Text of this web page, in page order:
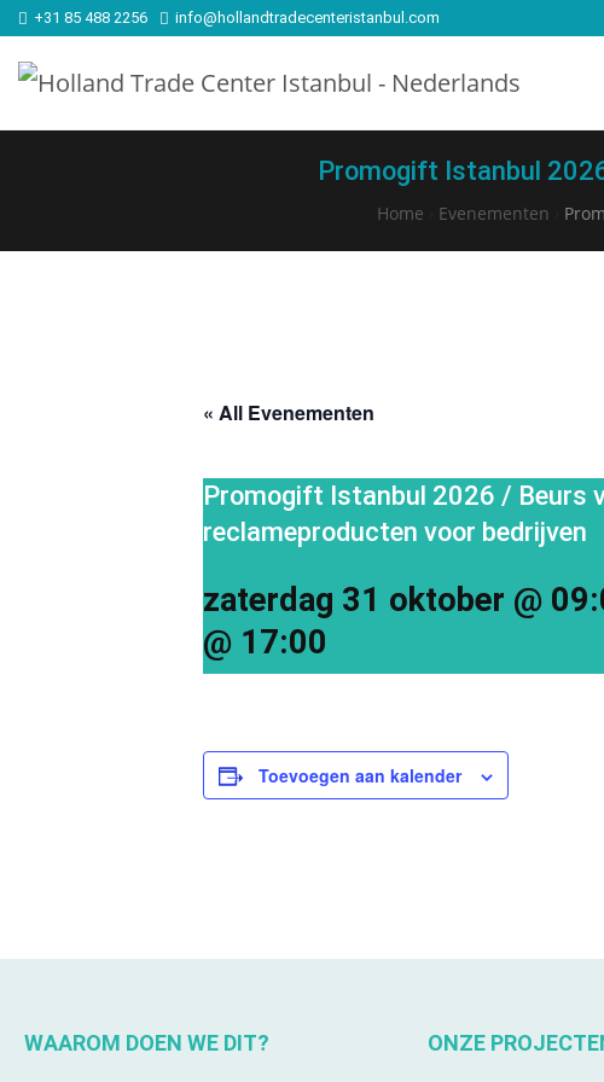
+31 85 488 2256 info@hollandtradecenteristanbul.com
Promogift Istanbul
Home Evenementen
« All Evenementen
Promogift Istanbul 2026 / Beurs
reclameproducten voor bedrijven
zaterdag 31 oktober @
@ 17:00
Toevoegen aan kalender
WAAROM DOEN WE DIT? ONZE